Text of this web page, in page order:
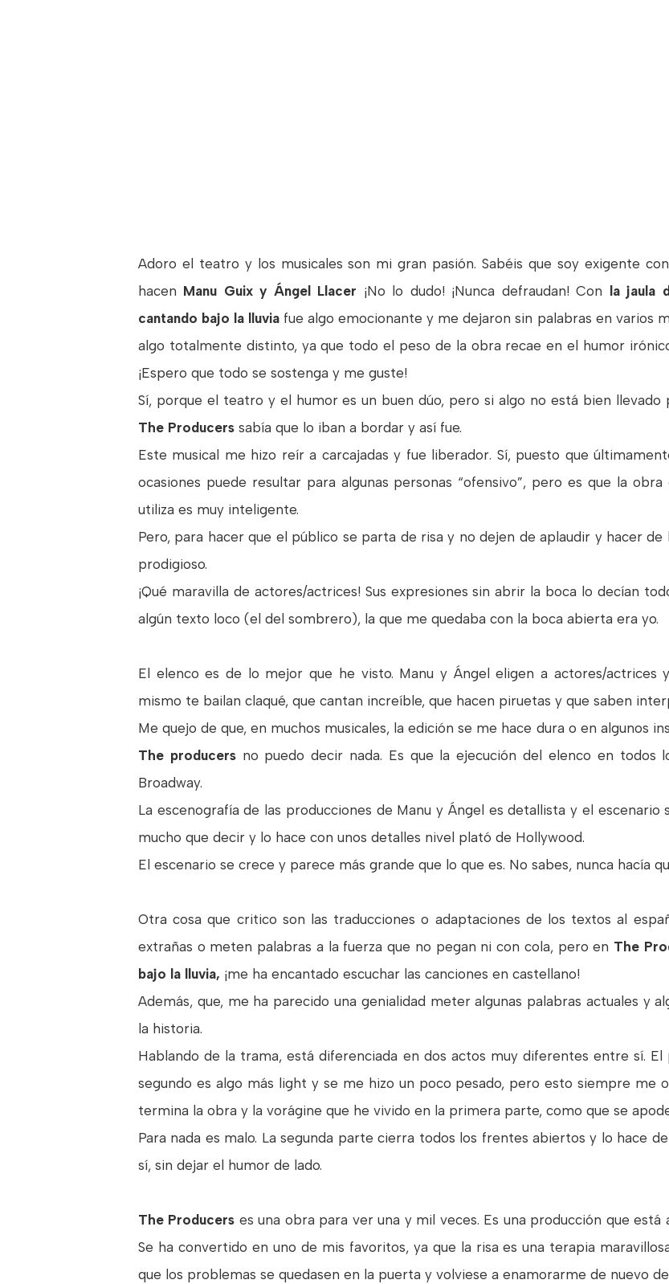
Adoro el teatro y los musicales son mi gran pasión. Sabéis que soy exigente
hacen Manu Guix y Ángel Llacer ¡No lo dudo! ¡Nunca defraudan! Con la jaula
cantando bajo la lluvia fue algo emocionante y me dejaron sin palabras en varios
algo totalmente distinto, ya que todo el peso de la obra recae en el humor
¡Espero que todo se sostenga y me guste!
Sí, porque el teatro y el humor es un buen dúo, pero si algo no está bien
The Producerssabía que lo iban a bordar y así fue.
Este musical me hizo reír a carcajadas y fue liberador. Sí, puesto que
ocasiones puede resultar para algunas personas “ofensivo”, pero es que la
utiliza es muy inteligente.
Pero, para hacer que el público se parta de risa y no dejen de aplaudir y hacer
prodigioso.
¡Qué maravilla de actores/actrices! Sus expresiones sin abrir la boca lo decían
algún texto loco (el del sombrero), la que me quedaba con la boca abierta era yo.
El elenco es de lo mejor que he visto. Manu y Ángel eligen a actores/actrices
mismo te bailan claqué, que cantan increíble, que hacen piruetas y que saben
Me quejo de que, en muchos musicales, la edición se me hace dura o en algunos
The producersno puedo decir nada. Es que la ejecución del elenco en todos
Broadway.
La escenografía de las producciones de Manu y Ángel es detallista y el
mucho que decir y lo hace con unos detalles nivel plató de Hollywood.
El escenario se crece y parece más grande que lo que es. No sabes, nunca hacía
Otra cosa que critico son las traducciones o adaptaciones de los textos al
extrañas o meten palabras a la fuerza que no pegan ni con cola, pero en The
bajo la lluvia, ¡me ha encantado escuchar las canciones en castellano!
Además, que, me ha parecido una genialidad meter algunas palabras actuales y
la historia.
Hablando de la trama, está diferenciada en dos actos muy diferentes entre sí.
segundo es algo más light y se me hizo un poco pesado, pero esto siempre me
termina la obra y la vorágine que he vivido en la primera parte, como que se
Para nada es malo. La segunda parte cierra todos los frentes abiertos y lo hace
sí, sin dejar el humor de lado.
The Producers es una obra para ver una y mil veces. Es una producción que
Se ha convertido en uno de mis favoritos, ya que la risa es una terapia
que los problemas se quedasen en la puerta y volviese a enamorarme de nuevo